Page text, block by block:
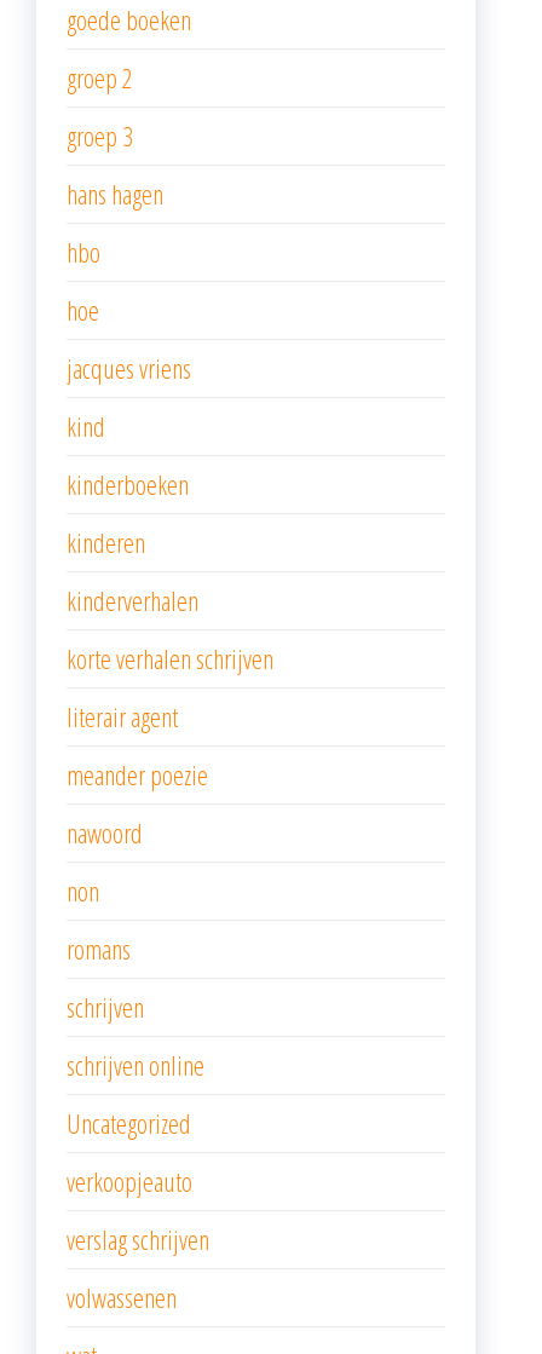
goede boeken
groep 2
groep 3
hans hagen
hbo
hoe
jacques vriens
kind
kinderboeken
kinderen
kinderverhalen
korte verhalen schrijven
literair agent
meander poezie
nawoord
non
romans
schrijven
schrijven online
Uncategorized
verkoopjeauto
verslag schrijven
volwassenen